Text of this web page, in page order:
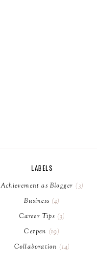
LABELS
Achievement as Blogger
3
Business 4
Career Tips
3
Cerpen
19
Collaboration 14